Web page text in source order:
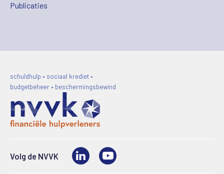
Publicaties
schuldhulp • sociaal krediet •
budgetbeheer • beschermingsbewind
Volg de NVVK LinkedIn